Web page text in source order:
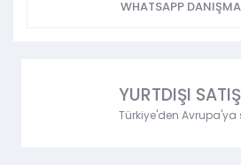
WHATSAPP
YURTDIŞI SATIŞ
Türkiye'den Avrupa'ya